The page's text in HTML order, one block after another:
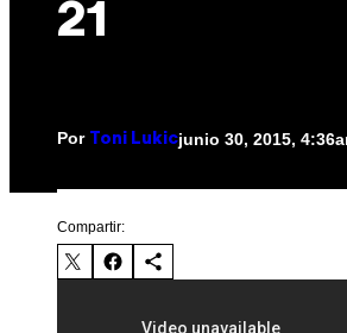
21
Por Toni Lukicjunio 30, 2015,
Compartir: